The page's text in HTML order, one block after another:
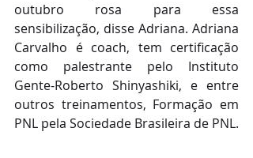
outubro rosa para essa
sensibilização, disse Adriana. Adriana
Carvalho é coach, tem certificação
como palestrante pelo Instituto
Gente-Roberto Shinyashiki, e entre
outros treinamentos, Formação em
PNL pela Sociedade Brasileira de PNL.